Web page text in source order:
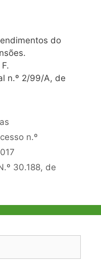
do
n.º 2/99/A, de
n.º
30.188, de